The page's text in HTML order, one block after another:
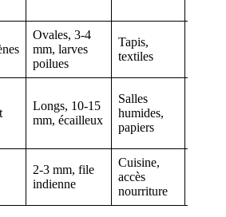
Ovales, 3-4
mm, larves
poilues
Tapis,
textiles
Longs, 10-15
mm, écailleux
Salles
humides,
papiers
2-3 mm, file
indienne
Cuisine,
accès
nourriture